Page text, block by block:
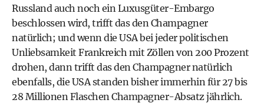
Russland auch noch ein Luxusgüter-Embargo
beschlossen wird, trifft das den Champagner
natürlich; und wenn die USA bei jeder politischen
Unliebsamkeit Frankreich mit Zöllen von 200 Prozent
drohen, dann trifft das den Champagner natürlich
ebenfalls, die USA standen bisher immerhin für 27 bis
28 Millionen Flaschen Champagner-Absatz jährlich.